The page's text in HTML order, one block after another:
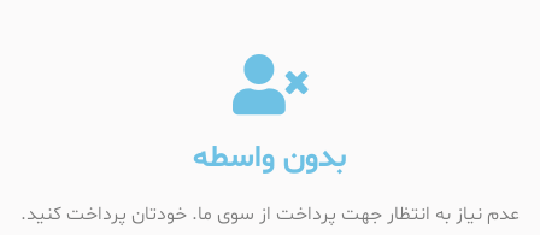
بدون واسطه
عدم نیاز به انتظار جهت پرداخت از سوی ما. خودتان پرداخت کنید.